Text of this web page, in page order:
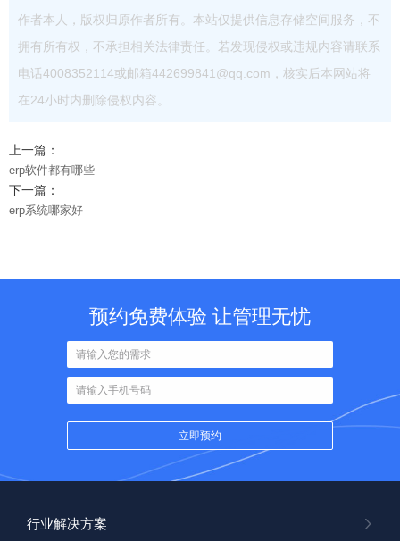
作者本人，版权归原作者所有。本站仅提供信息存储空间服务，不
拥有所有权，不承担相关法律责任。若发现侵权或违规内容请联系
电话4008352114或邮箱442699841@qq.com，核实后本网站将
在24小时内删除侵权内容。
上一篇：
erp软件都有哪些
下一篇：
erp系统哪家好
预约免费体验 让管理无忧
行业解决方案